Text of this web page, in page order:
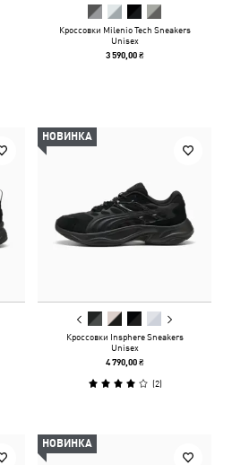
Кроссовки Milenio Tech Sneakers
Unisex
3 590,00 ₴
НОВИНКА
Кроссовки Insphere Sneakers
Unisex
4 790,00 ₴
(2)
НОВИНКА